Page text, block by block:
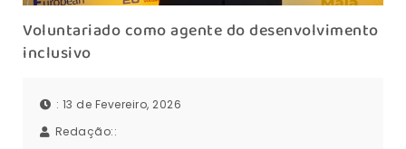
Voluntariado como agente do desenvolvimento
inclusivo
: 13 de Fevereiro, 2026
Redação::